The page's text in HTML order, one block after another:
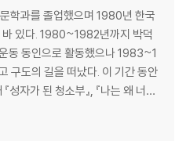
| 어느 인디언 여자
타리쉬
름
는 천둥
학과를 졸업했으며 1980년 한국
바 있다. 1980~1982년까지 박덕
동 동인으로 활동했으나 1983~1
구도의 길을 떠났다. 이 기간 동안
성자가 된 청소부』, 『나는 왜 너가
『장자, 도를 말하다』, 『마음을 열
위한 닭고기 스프』 등 명상과 인간